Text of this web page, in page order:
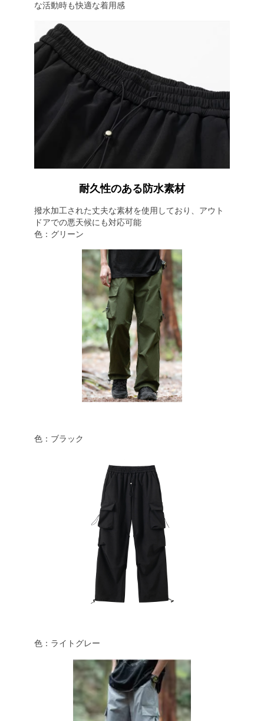
な活動時も快適な着用感
耐久性のある防水素材
撥水加工された丈夫な素材を使用しており、アウト
ドアでの悪天候にも対応可能
色：グリーン
色：ブラック
色：ライトグレー